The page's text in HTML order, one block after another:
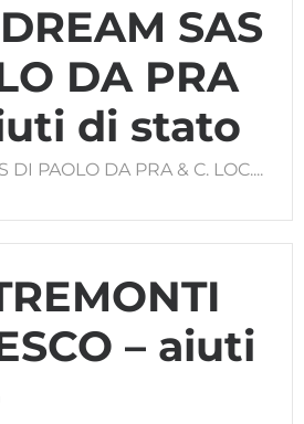
SAS
DA PRA
di stato
DI PAOLO DA PRA & C. LOC....
– aiuti